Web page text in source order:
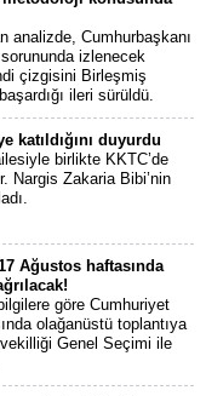
analizde, Cumhurbaşkanı
sorununda izlenecek
çizgisini Birleşmiş
ileri sürüldü.
katıldığını duyurdu
birlikte KKTC’de
Nargis Zakaria Bibi’nin
Ağustos haftasında
göre Cumhuriyet
olağanüstü toplantıya
Genel Seçimi ile